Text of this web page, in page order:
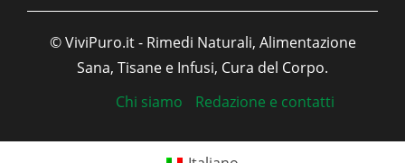
© ViviPuro.it - Rimedi Naturali, Alimentazione
Sana, Tisane e Infusi, Cura del Corpo.
Chi siamo
Redazione e contatti